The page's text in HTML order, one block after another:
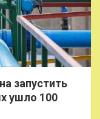
запустить
ушло 100